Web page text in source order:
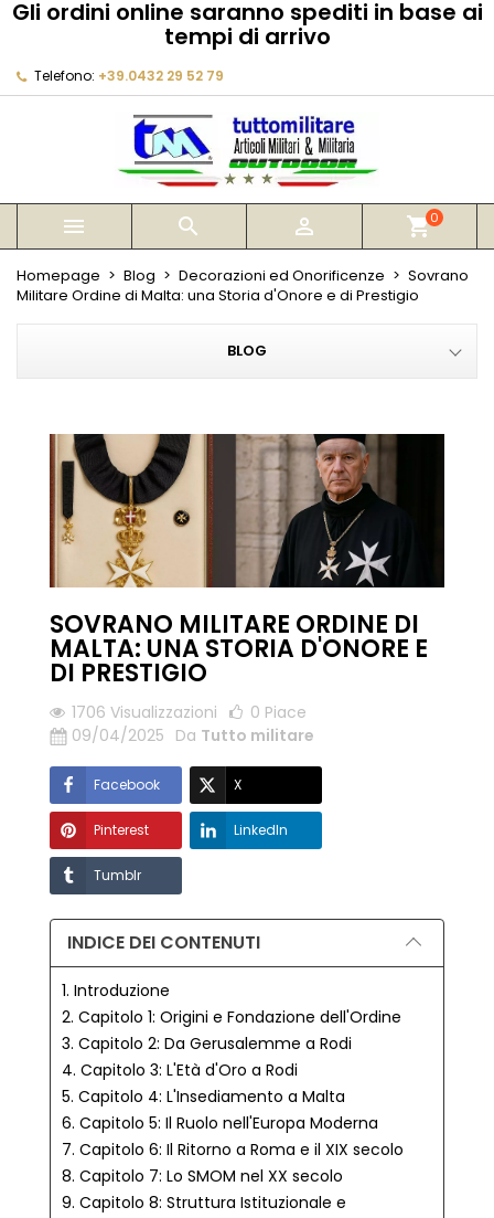
Gli ordini online saranno spediti in base ai
tempi di arrivo
Telefono: +39.0432 29 52 79
   shopping_cart0
Homepage Blog Decorazioni ed Onorificenze
Sovrano
Militare Ordine di Malta: una Storia d'Onore e di Prestigio
BLOG
SOVRANO MILITARE ORDINE DI
MALTA: UNA STORIA D'ONORE E
DI PRESTIGIO
1706 Visualizzazioni 0 Piace
09/04/2025 Da Tutto militare
Facebook X
Pinterest LinkedIn
Tumblr
INDICE DEI CONTENUTI
1. Introduzione
2. Capitolo 1: Origini e Fondazione dell'Ordine
3. Capitolo 2: Da Gerusalemme a Rodi
4. Capitolo 3: L'Età d'Oro a Rodi
5. Capitolo 4: L'Insediamento a Malta
6. Capitolo 5: Il Ruolo nell'Europa Moderna
7. Capitolo 6: Il Ritorno a Roma e il XIX secolo
8. Capitolo 7: Lo SMOM nel XX secolo
9. Capitolo 8: Struttura Istituzionale e
My wishlists
add_circle_outline Create new list
((modalTitle))
((confirmMessage))
((cancelText)) ((modalDeleteText))
Crea lista dei desideri
Annulla Crea lista dei desideri
Devi avere effettuato l'accesso per salvare dei
prodotti nella tua lista dei desideri.
Annulla